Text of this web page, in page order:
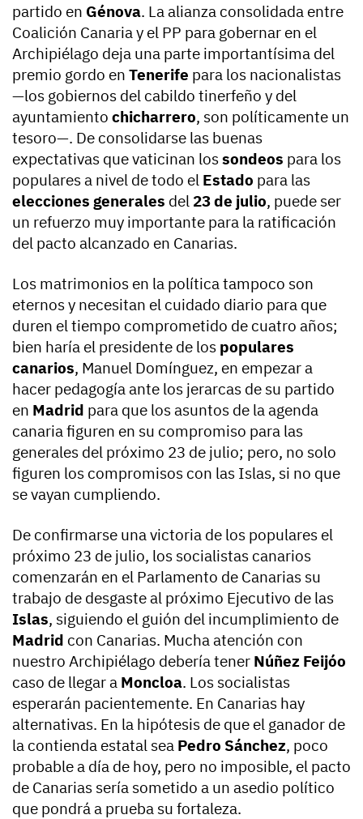
partido en Génova. La alianza consolidada entre
Coalición Canaria y el PP para gobernar en el
Archipiélago deja una parte importantísima del
premio gordo en Tenerife para los nacionalistas
—los gobiernos del cabildo tinerfeño y del
ayuntamiento chicharrero, son políticamente un
tesoro—. De consolidarse las buenas
expectativas que vaticinan lossondeos para los
populares a nivel de todo el Estado para las
elecciones generales del 23 de julio, puede ser
un refuerzo muy importante para la ratificación
del pacto alcanzado en Canarias.
Los matrimonios en la política tampoco son
eternos y necesitan el cuidado diario para que
duren el tiempo comprometido de cuatro años;
bien haría el presidente de los populares
canarios, Manuel Domínguez, en empezar a
hacer pedagogía ante los jerarcas de su partido
en Madrid para que los asuntos de la agenda
canaria figuren en su compromiso para las
generales del próximo 23 de julio; pero, no solo
figuren los compromisos con las Islas, si no que
se vayan cumpliendo.
De confirmarse una victoria de los populares el
próximo 23 de julio, los socialistas canarios
comenzarán en el Parlamento de Canarias su
trabajo de desgaste al próximo Ejecutivo de las
Islas, siguiendo el guión del incumplimiento de
Madrid con Canarias. Mucha atención con
nuestro Archipiélago debería tener Núñez Feijóo
caso de llegar a Moncloa. Los socialistas
esperarán pacientemente. En Canarias hay
alternativas. En la hipótesis de que el ganador de
la contienda estatal sea Pedro Sánchez, poco
probable a día de hoy, pero no imposible, el pacto
de Canarias sería sometido a un asedio político
que pondrá a prueba su fortaleza.